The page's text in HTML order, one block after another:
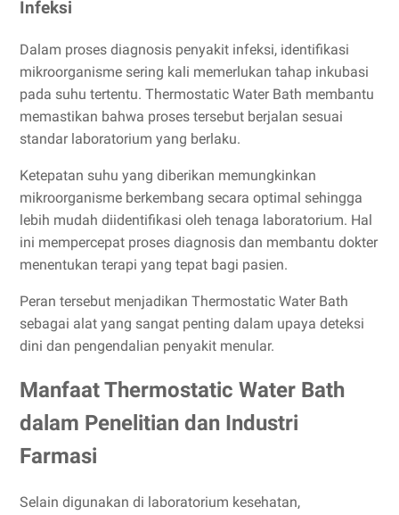
Infeksi
Dalam proses diagnosis penyakit infeksi, identifikasi
mikroorganisme sering kali memerlukan tahap inkubasi
pada suhu tertentu. Thermostatic Water Bath membantu
memastikan bahwa proses tersebut berjalan sesuai
standar laboratorium yang berlaku.
Ketepatan suhu yang diberikan memungkinkan
mikroorganisme berkembang secara optimal sehingga
lebih mudah diidentifikasi oleh tenaga laboratorium. Hal
ini mempercepat proses diagnosis dan membantu dokter
menentukan terapi yang tepat bagi pasien.
Peran tersebut menjadikan Thermostatic Water Bath
sebagai alat yang sangat penting dalam upaya deteksi
dini dan pengendalian penyakit menular.
Manfaat Thermostatic Water Bath
dalam Penelitian dan Industri
Farmasi
Selain digunakan di laboratorium kesehatan,